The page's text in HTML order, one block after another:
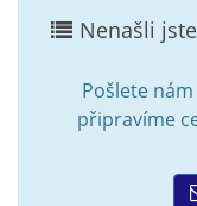
Nenašli
Pošlete
připravíme